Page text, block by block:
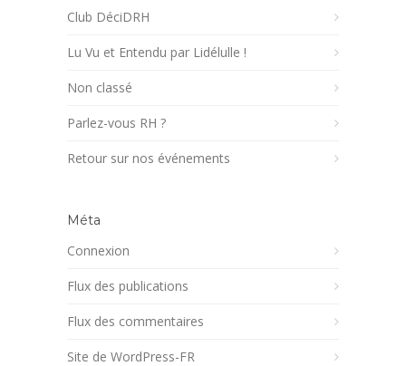
Club DéciDRH
Lu Vu et Entendu par Lidélulle !
Non classé
Parlez-vous RH ?
Retour sur nos événements
Méta
Connexion
Flux des publications
Flux des commentaires
Site de WordPress-FR